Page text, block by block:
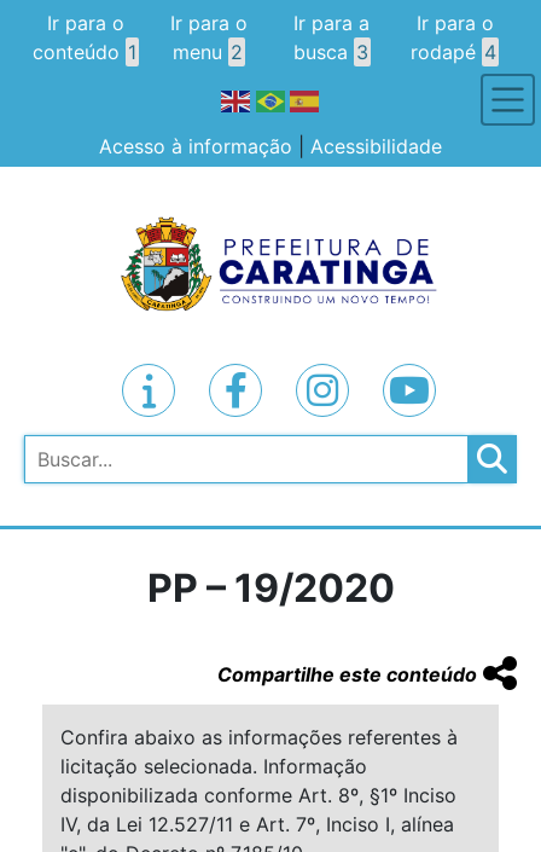
Ir para o
conteúdo 1
Ir para o
menu 2
Ir para a
busca 3
Ir para o
rodapé 4
Acesso à informação Acessibilidade
Pesquisar
PP – 19/2020
Compartilhe este conteúdo
Confira abaixo as informações referentes à
licitação selecionada. Informação
disponibilizada conforme Art. 8º, §1º Inciso
IV, da Lei 12.527/11 e Art. 7º, Inciso I, alínea